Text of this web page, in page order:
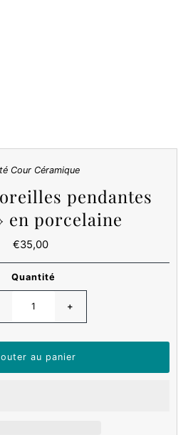
Cour Céramique
pendantes
en porcelaine
Prix
€35,00
Quantité
+